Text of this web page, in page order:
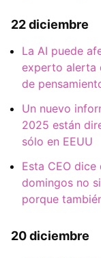
22 diciembre
La AI puede
experto alerta
de
Un nuevo
2025 están
sólo en EEUU
Esta CEO
domingos no
porque
20 diciembre